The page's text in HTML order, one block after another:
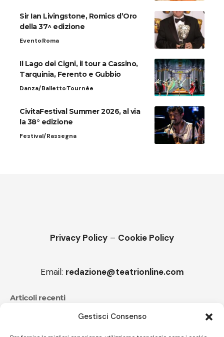
Gestisci Consenso
Sir Ian Livingstone, Romics d’Oro
della 37^ edizione
EventoRoma
Il Lago dei Cigni, il tour a Cassino,
Tarquinia, Ferento e Gubbio
Danza/BallettoTournèe
CivitaFestival Summer 2026, al via
la 38° edizione
Festival/Rassegna
Privacy Policy – Cookie Policy
Email: redazione@teatrionline.com
Articoli recenti
Festival Teatrale Borgio Verezzi, La cameriera brillante